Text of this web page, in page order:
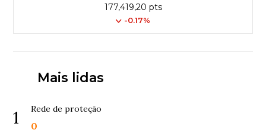
177,419,20 pts
-0.17%
Mais lidas
1 Rede de proteção
0